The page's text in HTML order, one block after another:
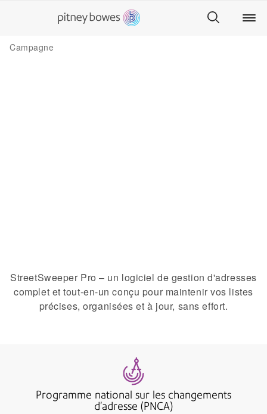
Campagne
StreetSweeper Pro – un logiciel de gestion d'adresses
complet et tout-en-un conçu pour maintenir vos listes
précises, organisées et à jour, sans effort.
Programme national sur les changements
d’adresse (PNCA)